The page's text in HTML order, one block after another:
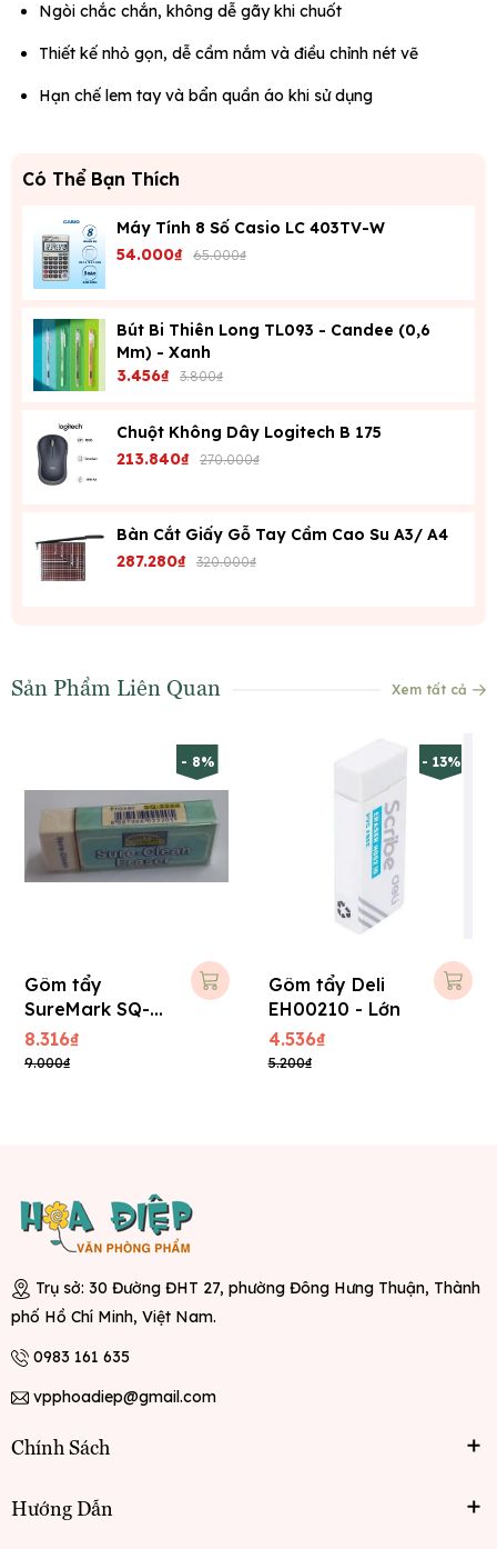
Ngòi chắc chắn, không dễ gãy khi chuốt
Thiết kế nhỏ gọn, dễ cầm nắm và điều chỉnh nét vẽ
Hạn chế lem tay và bẩn quần áo khi sử dụng
Có Thể Bạn Thích
Máy Tính 8 Số Casio LC 403TV-W
54.000₫ 65.000₫
Bút Bi Thiên Long TL093 - Candee (0,6
Mm) - Xanh
3.456₫ 3.800₫
Chuột Không Dây Logitech B 175
213.840₫ 270.000₫
Bàn Cắt Giấy Gỗ Tay Cầm Cao Su A3/ A4
287.280₫ 320.000₫
Sản Phẩm Liên Quan Xem tất cả
- 8%
Gôm tẩy
SureMark SQ-
2220 - Lớn
8.316₫
9.000₫
- 13%
Gôm tẩy Deli
EH00210 - Lớn
4.536₫
5.200₫
Trụ sở: 30 Đường ĐHT 27, phường Đông Hưng Thuận, Thành
phố Hồ Chí Minh, Việt Nam.
0983 161 635
vpphoadiep@gmail.com
Chính Sách
Hướng Dẫn